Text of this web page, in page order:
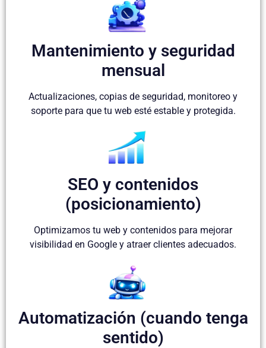
Mantenimiento y seguridad
mensual
Actualizaciones, copias de seguridad, monitoreo y
soporte para que tu web esté estable y protegida.
SEO y contenidos
(posicionamiento)
Optimizamos tu web y contenidos para mejorar
visibilidad en Google y atraer clientes adecuados.
Automatización (cuando tenga
sentido)